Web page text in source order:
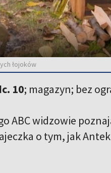
łojoków
10; magazyn; bez
ABC widzowie
o tym, jak